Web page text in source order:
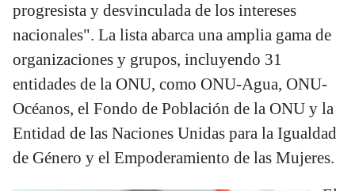
progresista y desvinculada de los intereses
nacionales". La lista abarca una amplia gama de
organizaciones y grupos, incluyendo 31
entidades de la ONU, como ONU-Agua, ONU-
Océanos, el Fondo de Población de la ONU y la
Entidad de las Naciones Unidas para la Igualdad
de Género y el Empoderamiento de las Mujeres.